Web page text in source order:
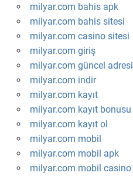
milyar.com bahis apk
milyar.com bahis sitesi
milyar.com casino sitesi
milyar.com giriş
milyar.com güncel adresi
milyar.com indir
milyar.com kayıt
milyar.com kayıt bonusu
milyar.com kayıt ol
milyar.com mobil
milyar.com mobil apk
milyar.com mobil casino